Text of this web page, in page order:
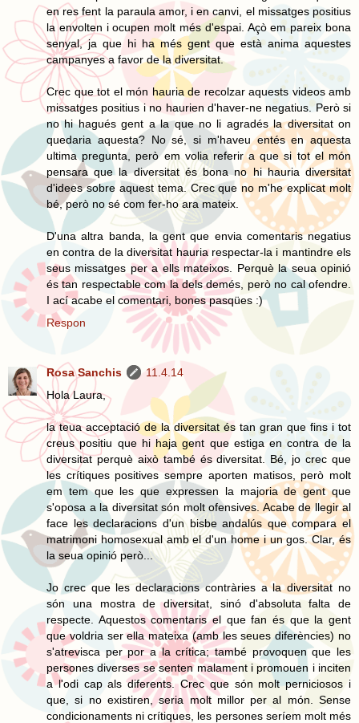
en res fent la paraula amor, i en canvi, el missatges positius
la envolten i ocupen molt més d'espai. Açò em pareix bona
senyal, ja que hi ha més gent que està anima aquestes
campanyes a favor de la diversitat.
Crec que tot el món hauria de recolzar aquests videos amb
missatges positius i no haurien d'haver-ne negatius. Però si
no hi hagués gent a la que no li agradés la diversitat on
quedaria aquesta? No sé, si m'haveu entés en aquesta
ultima pregunta, però em volia referir a que si tot el món
pensara que la diversitat és bona no hi hauria diversitat
d'idees sobre aquest tema. Crec que no m'he explicat molt
bé, però no sé com fer-ho ara mateix.
D'una altra banda, la gent que envia comentaris negatius
en contra de la diversitat hauria respectar-la i mantindre els
seus missatges per a ells mateixos. Perquè la seua opinió
és tan respectable com la dels demés, però no cal ofendre.
I ací acabe el comentari, bones pasqües :)
Respon
Rosa Sanchis
11.4.14
Hola Laura,
la teua acceptació de la diversitat és tan gran que fins i tot
creus positiu que hi haja gent que estiga en contra de la
diversitat perquè això també és diversitat. Bé, jo crec que
les crítiques positives sempre aporten matisos, però molt
em tem que les que expressen la majoria de gent que
s'oposa a la diversitat són molt ofensives. Acabe de llegir al
face les declaracions d'un bisbe andalús que compara el
matrimoni homosexual amb el d'un home i un gos. Clar, és
la seua opinió però...
Jo crec que les declaracions contràries a la diversitat no
són una mostra de diversitat, sinó d'absoluta falta de
respecte. Aquestos comentaris el que fan és que la gent
que voldria ser ella mateixa (amb les seues diferències) no
s'atrevisca per por a la crítica; també provoquen que les
persones diverses se senten malament i promouen i inciten
a l'odi cap als diferents. Crec que són molt perniciosos i
que, si no existiren, seria molt millor per al món. Sense
condicionaments ni crítiques, les persones seríem molt més